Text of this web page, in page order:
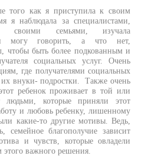
того как я приступила к своим
я наблюдала за специалистами,
своими семьями, изучала
я могу говорить, а что нет,
чтобы быть более подкованным и
социальных услуг. Очень
где получателями социальных
внуки- подростки. Также очень
ребенок проживает в той или
которые приняли этот
и любовь ребенку, лишенному
какие-то другие мотивы. Ведь,
семейное благополучие зависит
и чувств, которые овладели
важного решения.